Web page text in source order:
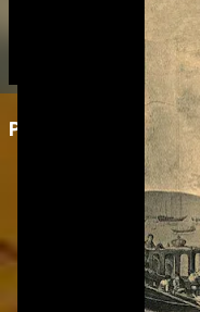
Postagem em